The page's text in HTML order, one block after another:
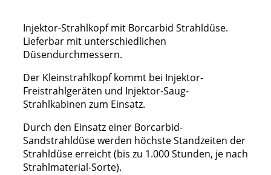
Injektor-Strahlkopf mit Borcarbid Strahldüse.
Lieferbar mit unterschiedlichen
Düsendurchmessern.
Der Kleinstrahlkopf kommt bei Injektor-
Freistrahlgeräten und Injektor-Saug-
Strahlkabinen zum Einsatz.
Durch den Einsatz einer Borcarbid-
Sandstrahldüse werden höchste Standzeiten der
Strahldüse erreicht (bis zu 1.000 Stunden, je nach
Strahlmaterial-Sorte).